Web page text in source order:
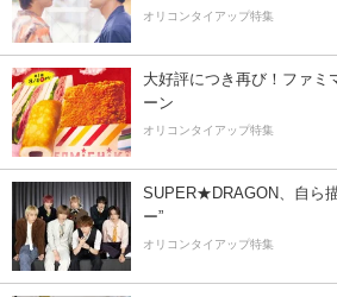
オリコンタイアップ特集
大好評につき再び！ファミ
ーン
オリコンタイアップ特集
SUPER★DRAGON、自ら
ー”
オリコンタイアップ特集